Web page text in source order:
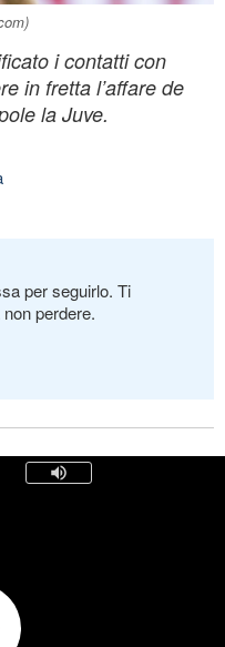
i contatti con
in fretta l’affare de
la Juve.
per seguirlo. Ti
perdere.